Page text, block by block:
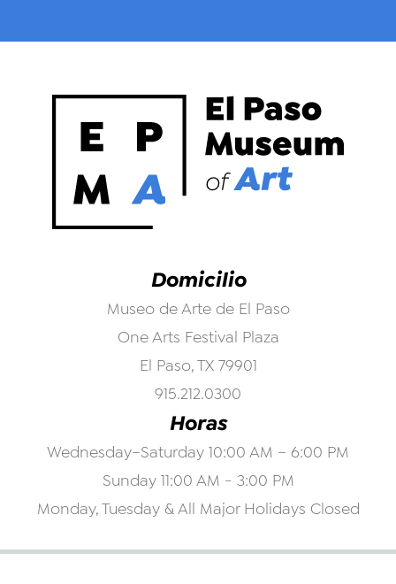
Domicilio
Museo de Arte de El Paso
One Arts Festival Plaza
El Paso, TX 79901
915.212.0300
Horas
Wednesday–Saturday 10:00 AM – 6:00 PM
Sunday 11:00 AM - 3:00 PM
Monday, Tuesday & All Major Holidays Closed